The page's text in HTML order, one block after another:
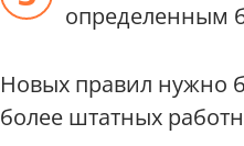
определенным
Новых правил нужно
более штатных